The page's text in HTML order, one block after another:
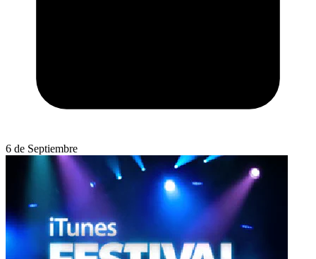
6 de Septiembre